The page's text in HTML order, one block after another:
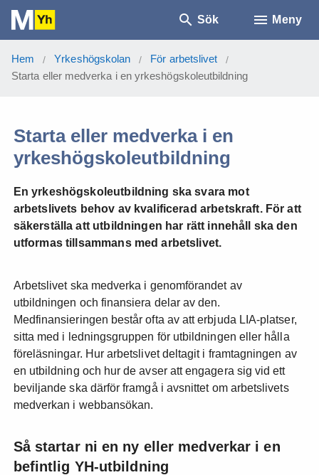
Sök Meny
Hem / Yrkeshögskolan / För arbetslivet /
Starta eller medverka i en yrkeshögskoleutbildning
Starta eller medverka i en
yrkeshögskoleutbildning
En yrkeshögskoleutbildning ska svara mot
arbetslivets behov av kvalificerad arbetskraft. För att
säkerställa att utbildningen har rätt innehåll ska den
utformas tillsammans med arbetslivet.
Arbetslivet ska medverka i genomförandet av
utbildningen och finansiera delar av den.
Medfinansieringen består ofta av att erbjuda LIA-platser,
sitta med i ledningsgruppen för utbildningen eller hålla
föreläsningar. Hur arbetslivet deltagit i framtagningen av
en utbildning och hur de avser att engagera sig vid ett
beviljande ska därför framgå i avsnittet om arbetslivets
medverkan i webbansökan.
Så startar ni en ny eller medverkar i en
befintlig YH-utbildning